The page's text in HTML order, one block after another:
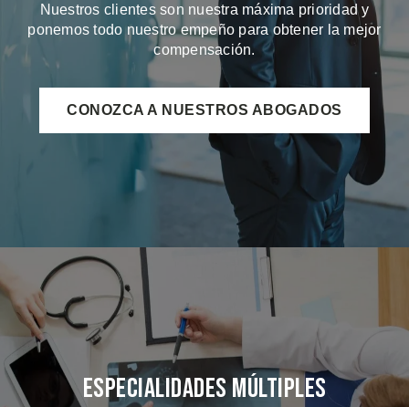
Nuestros clientes son nuestra máxima prioridad y
ponemos todo nuestro empeño para obtener la mejor
compensación.
CONOZCA A NUESTROS ABOGADOS
Especialidades Múltiples